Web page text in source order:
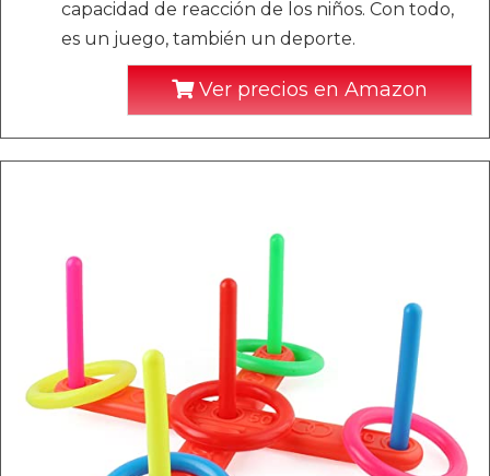
capacidad de reacción de los niños. Con todo,
es un juego, también un deporte.
Ver precios en Amazon